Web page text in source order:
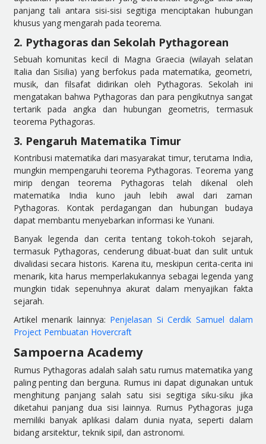
panjang tali antara sisi-sisi segitiga menciptakan hubungan
khusus yang mengarah pada teorema.
2. Pythagoras dan Sekolah Pythagorean
Sebuah komunitas kecil di Magna Graecia (wilayah selatan
Italia dan Sisilia) yang berfokus pada matematika, geometri,
musik, dan filsafat didirikan oleh Pythagoras. Sekolah ini
mengatakan bahwa Pythagoras dan para pengikutnya sangat
tertarik pada angka dan hubungan geometris, termasuk
teorema Pythagoras.
3. Pengaruh Matematika Timur
Kontribusi matematika dari masyarakat timur, terutama India,
mungkin mempengaruhi teorema Pythagoras. Teorema yang
mirip dengan teorema Pythagoras telah dikenal oleh
matematika India kuno jauh lebih awal dari zaman
Pythagoras. Kontak perdagangan dan hubungan budaya
dapat membantu menyebarkan informasi ke Yunani.
Banyak legenda dan cerita tentang tokoh-tokoh sejarah,
termasuk Pythagoras, cenderung dibuat-buat dan sulit untuk
divalidasi secara historis. Karena itu, meskipun cerita-cerita ini
menarik, kita harus memperlakukannya sebagai legenda yang
mungkin tidak sepenuhnya akurat dalam menyajikan fakta
sejarah.
Artikel menarik lainnya: Penjelasan Si Cerdik Samuel dalam
Project Pembuatan Hovercraft
Sampoerna Academy
Rumus Pythagoras adalah salah satu rumus matematika yang
paling penting dan berguna. Rumus ini dapat digunakan untuk
menghitung panjang salah satu sisi segitiga siku-siku jika
diketahui panjang dua sisi lainnya. Rumus Pythagoras juga
memiliki banyak aplikasi dalam dunia nyata, seperti dalam
bidang arsitektur, teknik sipil, dan astronomi.